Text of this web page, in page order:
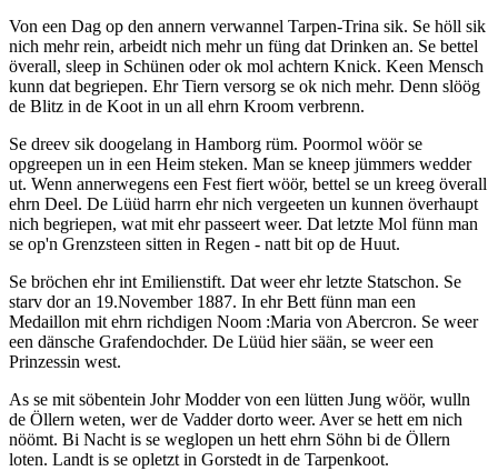
Von een Dag op den annern verwannel Tarpen-Trina sik. Se höll sik
nich mehr rein, arbeidt nich mehr un füng dat Drinken an. Se bettel
överall, sleep in Schünen oder ok mol achtern Knick. Keen Mensch
kunn dat begriepen. Ehr Tiern versorg se ok nich mehr. Denn slöög
de Blitz in de Koot in un all ehrn Kroom verbrenn.
Se dreev sik doogelang in Hamborg rüm. Poormol wöör se
opgreepen un in een Heim steken. Man se kneep jümmers wedder
ut. Wenn annerwegens een Fest fiert wöör, bettel se un kreeg överall
ehrn Deel. De Lüüd harrn ehr nich vergeeten un kunnen överhaupt
nich begriepen, wat mit ehr passeert weer. Dat letzte Mol fünn man
se op'n Grenzsteen sitten in Regen - natt bit op de Huut.
Se bröchen ehr int Emilienstift. Dat weer ehr letzte Statschon. Se
starv dor an 19.November 1887. In ehr Bett fünn man een
Medaillon mit ehrn richdigen Noom :Maria von Abercron. Se weer
een dänsche Grafendochder. De Lüüd hier sään, se weer een
Prinzessin west.
As se mit söbentein Johr Modder von een lütten Jung wöör, wulln
de Öllern weten, wer de Vadder dorto weer. Aver se hett em nich
nöömt. Bi Nacht is se weglopen un hett ehrn Söhn bi de Öllern
loten. Landt is se opletzt in Gorstedt in de Tarpenkoot.